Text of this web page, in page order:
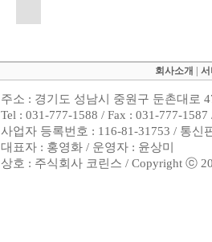
회사소개
주소 : 경기도 성남시 중원구 둔촌대로
Tel : 031-777-1588 / Fax : 031-777-
사업자 등록번호 : 116-81-31753 / 통신
대표자 : 홍영화 / 운영자 : 윤상미
상호 : 주식회사 코린스 / Copyright ⓒ